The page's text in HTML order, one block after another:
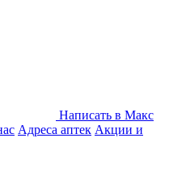
Написать в Макс
Адреса аптек Акции и